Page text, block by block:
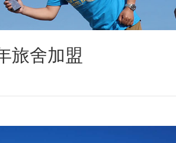
旅舍加盟